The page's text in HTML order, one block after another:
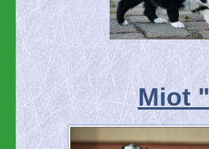
Miot